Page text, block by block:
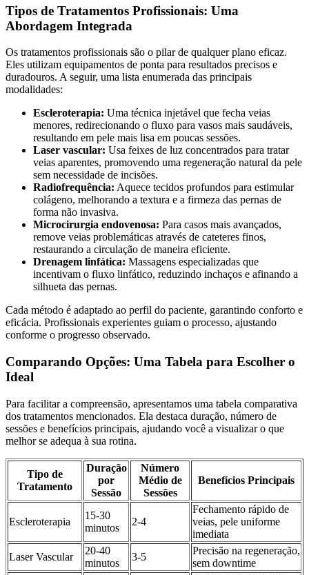
Tipos de Tratamentos Profissionais: Uma
Abordagem Integrada
Os tratamentos profissionais são o pilar de qualquer plano eficaz.
Eles utilizam equipamentos de ponta para resultados precisos e
duradouros. A seguir, uma lista enumerada das principais
modalidades:
Escleroterapia: Uma técnica injetável que fecha veias
menores, redirecionando o fluxo para vasos mais saudáveis,
resultando em pele mais lisa em poucas sessões.
Laser vascular: Usa feixes de luz concentrados para tratar
veias aparentes, promovendo uma regeneração natural da pele
sem necessidade de incisões.
Radiofrequência: Aquece tecidos profundos para estimular
colágeno, melhorando a textura e a firmeza das pernas de
forma não invasiva.
Microcirurgia endovenosa: Para casos mais avançados,
remove veias problemáticas através de cateteres finos,
restaurando a circulação de maneira eficiente.
Drenagem linfática: Massagens especializadas que
incentivam o fluxo linfático, reduzindo inchaços e afinando a
silhueta das pernas.
Cada método é adaptado ao perfil do paciente, garantindo conforto e
eficácia. Profissionais experientes guiam o processo, ajustando
conforme o progresso observado.
Comparando Opções: Uma Tabela para Escolher o
Ideal
Para facilitar a compreensão, apresentamos uma tabela comparativa
dos tratamentos mencionados. Ela destaca duração, número de
sessões e benefícios principais, ajudando você a visualizar o que
melhor se adequa à sua rotina.
Tipo de
Tratamento
Duração
por
Sessão
Número
Médio de
Sessões
Benefícios Principais
Escleroterapia
15-30
minutos
2-4
Fechamento rápido de
veias, pele uniforme
imediata
Laser Vascular
20-40
minutos
3-5
Precisão na regeneração,
sem downtime